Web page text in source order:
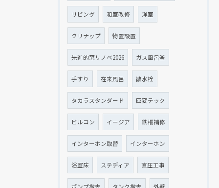
リビング 和室改修 洋室
クリナップ 物置設置
先進的窓リノベ2026 ガス風呂釜
手すり 在来風呂 散水栓
タカラスタンダード 四変テック
ビルコン イージア 鉄柵補修
インターホン取替 インターホン
浴室床 ステディア 直圧工事